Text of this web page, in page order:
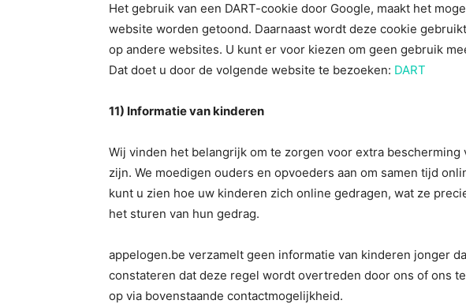
Het gebruik van een DART-cookie door Google, maakt het
website worden getoond. Daarnaast wordt deze cookie
op andere websites. U kunt er voor kiezen om geen gebruik
Dat doet u door de volgende website te bezoeken: DART
11) Informatie van kinderen
Wij vinden het belangrijk om te zorgen voor extra
zijn. We moedigen ouders en opvoeders aan om samen tijd
kunt u zien hoe uw kinderen zich online gedragen, wat ze
het sturen van hun gedrag.
appelogen.be verzamelt geen informatie van kinderen jonger
constateren dat deze regel wordt overtreden door ons of ons
op via bovenstaande contactmogelijkheid.